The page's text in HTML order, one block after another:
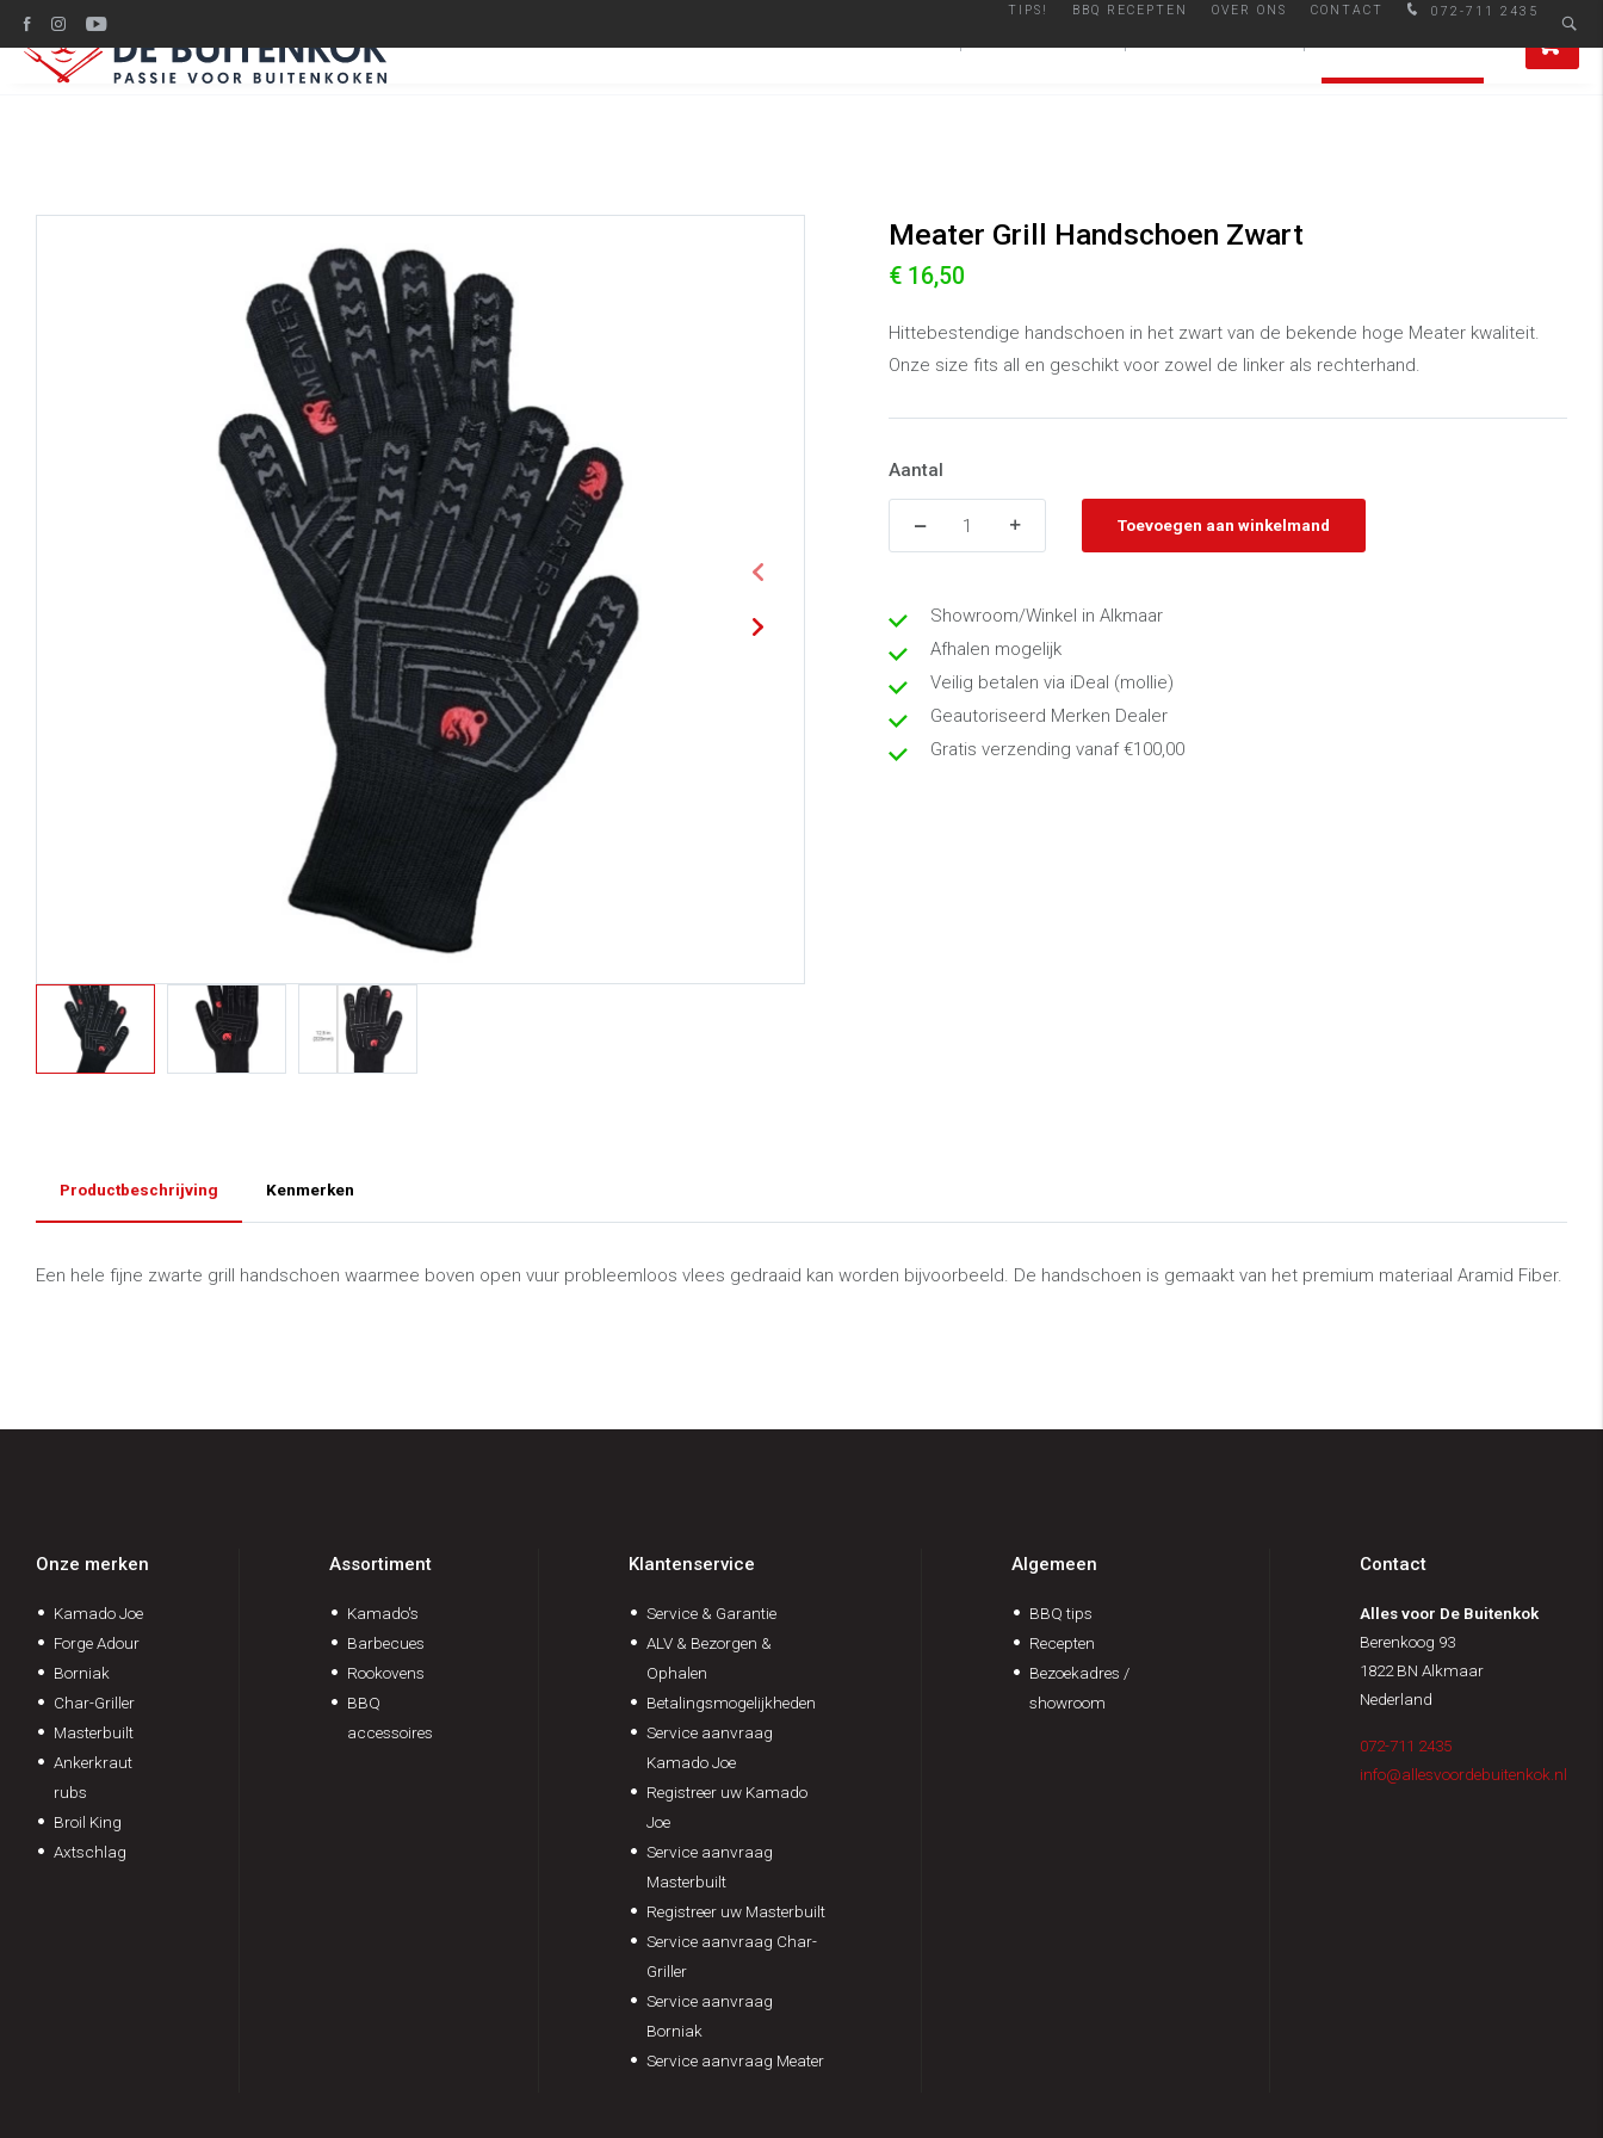
072-711 2435
TIPS! BBQ RECEPTEN OVER ONS CONTACT
0
Meater Grill Handschoen Zwart
€ 16,50
Hittebestendige handschoen in het zwart van de bekende hoge Meater kwaliteit.
Onze size fits all en geschikt voor zowel de linker als rechterhand.
Aantal
Toevoegen aan winkelmand
Showroom/Winkel in Alkmaar
Afhalen mogelijk
Veilig betalen via iDeal (mollie)
Geautoriseerd Merken Dealer
Gratis verzending vanaf €100,00
Productbeschrijving Kenmerken
Een hele fijne zwarte grill handschoen waarmee boven open vuur probleemloos vlees gedraaid kan worden bijvoorbeeld. De handschoen is gemaakt van het premium materiaal Aramid Fiber.
Onze merken
Kamado Joe
Forge Adour
Borniak
Char-Griller
Masterbuilt
Ankerkraut
rubs
Broil King
Axtschlag
Assortiment
Kamado's
Barbecues
Rookovens
BBQ
accessoires
Klantenservice
Service & Garantie
ALV & Bezorgen &
Ophalen
Betalingsmogelijkheden
Service aanvraag
Kamado Joe
Registreer uw Kamado
Joe
Service aanvraag
Masterbuilt
Registreer uw Masterbuilt
Service aanvraag Char-
Griller
Service aanvraag
Borniak
Service aanvraag Meater
Algemeen
BBQ tips
Recepten
Bezoekadres /
showroom
Contact
Alles voor De Buitenkok
Berenkoog 93
1822 BN Alkmaar
Nederland
072-711 2435
info@allesvoordebuitenkok.nl